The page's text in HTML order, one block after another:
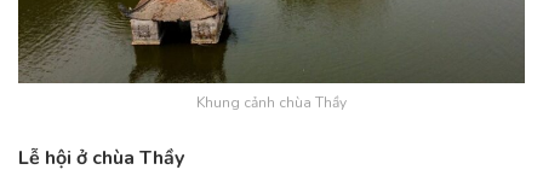
Khung cảnh chùa Thầy
Lễ hội ở chùa Thầy